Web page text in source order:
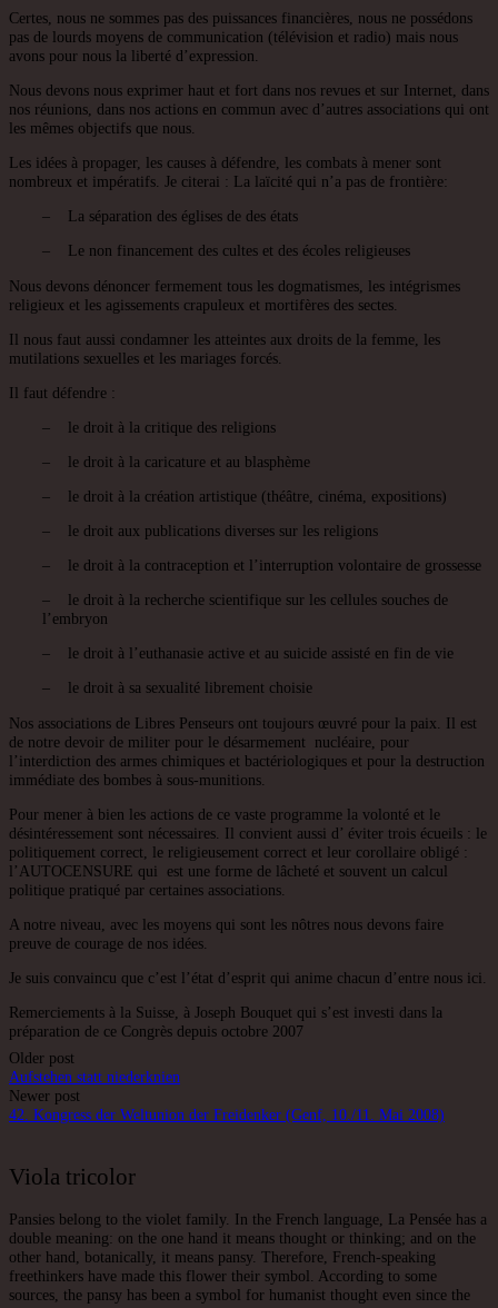
Certes, nous ne sommes pas des puissances financières, nous ne possédons
pas de lourds moyens de communication (télévision et radio) mais nous
avons pour nous la liberté d’expression.
Nous devons nous exprimer haut et fort dans nos revues et sur Internet, dans
nos réunions, dans nos actions en commun avec d’autres associations qui ont
les mêmes objectifs que nous.
Les idées à propager, les causes à défendre, les combats à mener sont
nombreux et impératifs. Je citerai : La laïcité qui n’a pas de frontière:
– La séparation des églises de des états
– Le non financement des cultes et des écoles religieuses
Nous devons dénoncer fermement tous les dogmatismes, les intégrismes
religieux et les agissements crapuleux et mortifères des sectes.
Il nous faut aussi condamner les atteintes aux droits de la femme, les
mutilations sexuelles et les mariages forcés.
Il faut défendre :
– le droit à la critique des religions
– le droit à la caricature et au blasphème
– le droit à la création artistique (théâtre, cinéma, expositions)
– le droit aux publications diverses sur les religions
– le droit à la contraception et l’interruption volontaire de grossesse
– le droit à la recherche scientifique sur les cellules souches de
l’embryon
– le droit à l’euthanasie active et au suicide assisté en fin de vie
– le droit à sa sexualité librement choisie
Nos associations de Libres Penseurs ont toujours œuvré pour la paix. Il est
de notre devoir de militer pour le désarmement nucléaire, pour
l’interdiction des armes chimiques et bactériologiques et pour la destruction
immédiate des bombes à sous-munitions.
Pour mener à bien les actions de ce vaste programme la volonté et le
désintéressement sont nécessaires. Il convient aussi d’ éviter trois écueils : le
politiquement correct, le religieusement correct et leur corollaire obligé :
l’AUTOCENSURE qui est une forme de lâcheté et souvent un calcul
politique pratiqué par certaines associations.
A notre niveau, avec les moyens qui sont les nôtres nous devons faire
preuve de courage de nos idées.
Je suis convaincu que c’est l’état d’esprit qui anime chacun d’entre nous ici.
Remerciements à la Suisse, à Joseph Bouquet qui s’est investi dans la
préparation de ce Congrès depuis octobre 2007
Post
navigation
Older post
Aufstehen statt niederknien
Newer post
42. Kongress der Weltunion der Freidenker (Genf, 10./11. Mai 2008)
Viola tricolor
Pansies belong to the violet family. In the French language, La Pensée has a
double meaning: on the one hand it means thought or thinking; and on the
other hand, botanically, it means pansy. Therefore, French-speaking
freethinkers have made this flower their symbol. According to some
sources, the pansy has been a symbol for humanist thought even since the